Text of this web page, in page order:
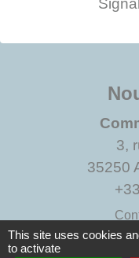
3,
35250
This site uses cookies
to activate